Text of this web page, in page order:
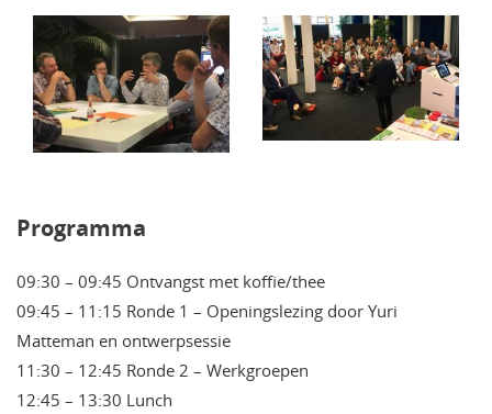
Programma
09:30 – 09:45 Ontvangst met koffie/thee
09:45 – 11:15 Ronde 1 – Openingslezing door Yuri
Matteman en ontwerpsessie
11:30 – 12:45 Ronde 2 – Werkgroepen
12:45 – 13:30 Lunch